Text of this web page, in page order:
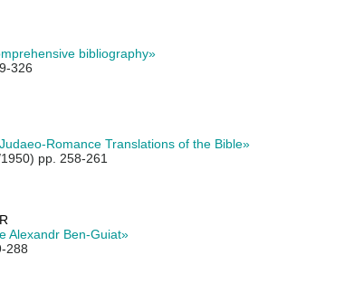
bibliography»
326
Romance Translations of the Bible»
pp. 258-261
Alexandr Ben-Guiat»
288